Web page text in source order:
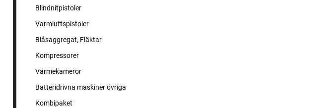
Blindnitpistoler
Varmluftspistoler
Blåsaggregat, Fläktar
Kompressorer
Värmekameror
Batteridrivna maskiner övriga
Kombipaket